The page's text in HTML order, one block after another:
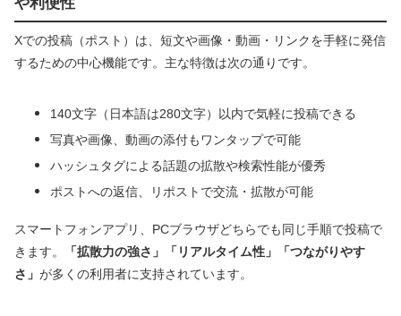
Xでの投稿（ポスト）は、短文や画像・動画・リンクを手軽に発信
するための中心機能です。主な特徴は次の通りです。
140文字（日本語は280文字）以内で気軽に投稿できる
写真や画像、動画の添付もワンタップで可能
ハッシュタグによる話題の拡散や検索性能が優秀
ポストへの返信、リポストで交流・拡散が可能
スマートフォンアプリ、PCブラウザどちらでも同じ手順で投稿で
きます。
「拡散力の強さ」「リアルタイム性」「つながりやす
さ」 が多くの利用者に支持されています。